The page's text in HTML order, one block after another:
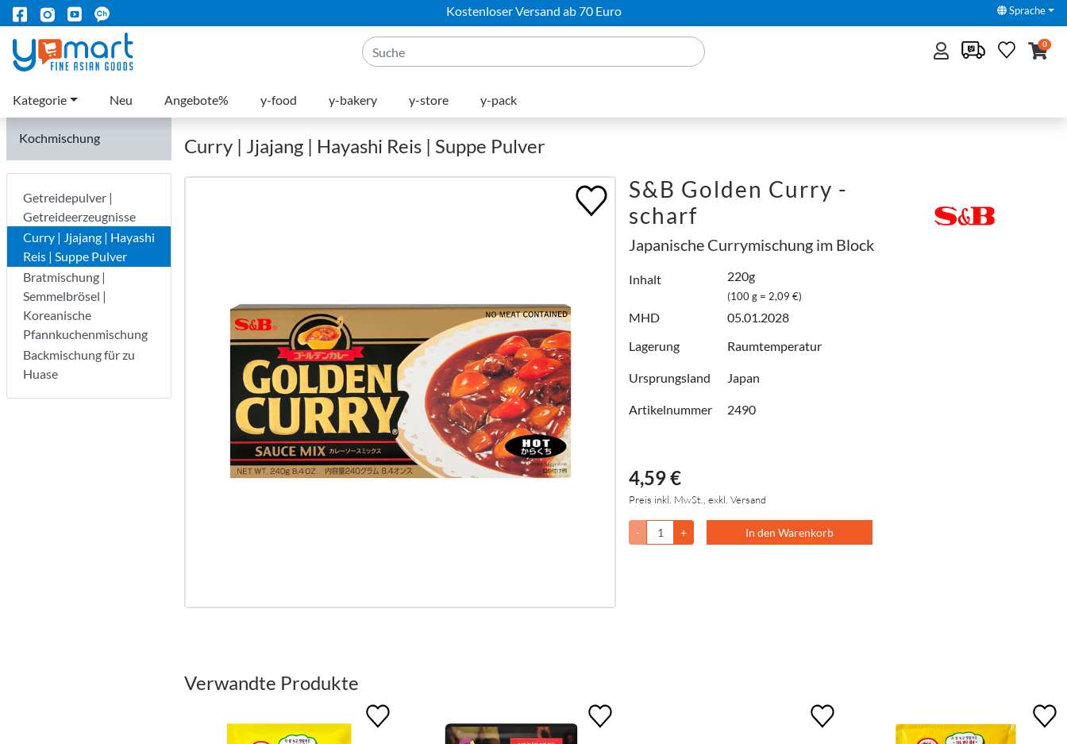
Kostenloser Versand ab 70 Euro Sprache
0
Kategorie Neu Angebote% y-food y-bakery y-store y-pack
Kochmischung
Getreidepulver |
Getreideerzeugnisse
Curry | Jjajang | Hayashi
Reis | Suppe Pulver
Bratmischung |
Semmelbrösel |
Koreanische
Pfannkuchenmischung
Backmischung für zu
Huase
Curry | Jjajang | Hayashi Reis | Suppe Pulver
S&B Golden Curry -
scharf
Japanische Currymischung im Block
Inhalt 220g
(100 g = 2,09 €)
MHD
05.01.2028
Lagerung
Raumtemperatur
Ursprungsland Japan
Artikelnummer 2490
4,59 €
Preis inkl. MwSt., exkl. Versand
- + In den Warenkorb
Verwandte Produkte